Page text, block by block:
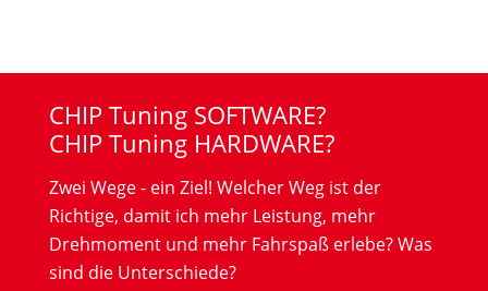
CHIP Tuning SOFTWARE?
CHIP Tuning HARDWARE?
Zwei Wege - ein Ziel! Welcher Weg ist der
Richtige, damit ich mehr Leistung, mehr
Drehmoment und mehr Fahrspaß erlebe? Was
sind die Unterschiede?